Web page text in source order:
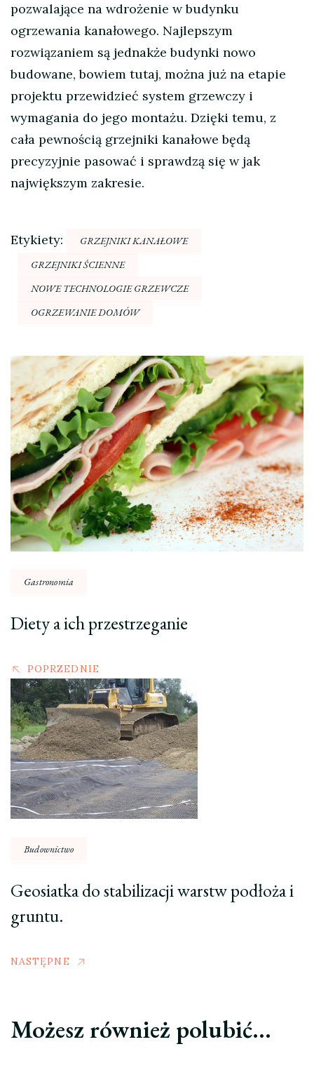
pozwalające na wdrożenie w budynku
ogrzewania kanałowego. Najlepszym
rozwiązaniem są jednakże budynki nowo
budowane, bowiem tutaj, można już na etapie
projektu przewidzieć system grzewczy i
wymagania do jego montażu. Dzięki temu, z
cała pewnością grzejniki kanałowe będą
precyzyjnie pasować i sprawdzą się w jak
największym zakresie.
Etykiety:
GRZEJNIKI KANAŁOWE
GRZEJNIKI ŚCIENNE
NOWE TECHNOLOGIE GRZEWCZE
OGRZEWANIE DOMÓW
Nawigacja
wpisu
Gastronomia
Diety a ich przestrzeganie
POPRZEDNIE
Budownictwo
Geosiatka do stabilizacji warstw podłoża i
gruntu.
NASTĘPNE
Możesz również polubić…